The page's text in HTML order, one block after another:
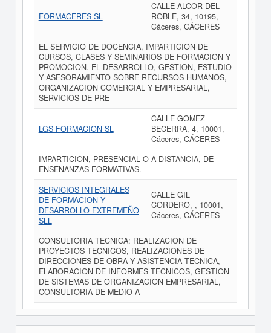
FORMACERES SL
CALLE ALCOR DEL
ROBLE, 34, 10195,
Cáceres, CÁCERES
EL SERVICIO DE DOCENCIA, IMPARTICION DE
CURSOS, CLASES Y SEMINARIOS DE FORMACION Y
PROMOCION. EL DESARROLLO, GESTION, ESTUDIO
Y ASESORAMIENTO SOBRE RECURSOS HUMANOS,
ORGANIZACION COMERCIAL Y EMPRESARIAL,
SERVICIOS DE PRE
LGS FORMACION SL
CALLE GOMEZ
BECERRA, 4, 10001,
Cáceres, CÁCERES
IMPARTICION, PRESENCIAL O A DISTANCIA, DE
ENSENANZAS FORMATIVAS.
SERVICIOS INTEGRALES
DE FORMACION Y
DESARROLLO EXTREMEÑO
SLL
CALLE GIL
CORDERO, , 10001,
Cáceres, CÁCERES
CONSULTORIA TECNICA: REALIZACION DE
PROYECTOS TECNICOS, REALIZACIONES DE
DIRECCIONES DE OBRA Y ASISTENCIA TECNICA,
ELABORACION DE INFORMES TECNICOS, GESTION
DE SISTEMAS DE ORGANIZACION EMPRESARIAL,
CONSULTORIA DE MEDIO A